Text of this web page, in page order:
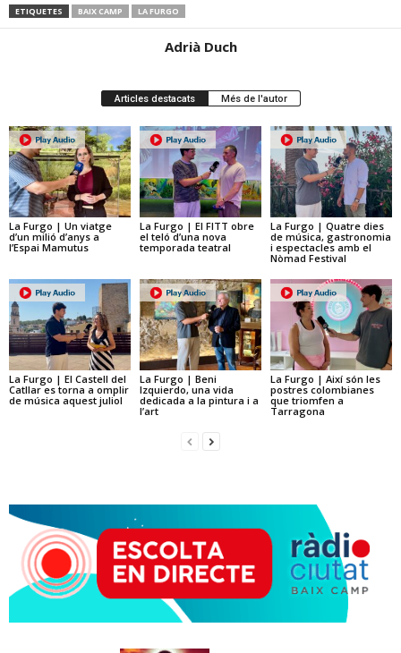
ETIQUETES BAIX CAMP LA FURGO
Adrià Duch
Articles destacats Més de l'autor
La Furgo | Un viatge
d’un milió d’anys a
l’Espai Mamutus
La Furgo | El FITT obre
el teló d’una nova
temporada teatral
La Furgo | Quatre dies
de música, gastronomia
i espectacles amb el
Nòmad Festival
La Furgo | El Castell del
Catllar es torna a omplir
de música aquest juliol
La Furgo | Beni
Izquierdo, una vida
dedicada a la pintura i a
l’art
La Furgo | Així són les
postres colombianes
que triomfen a
Tarragona